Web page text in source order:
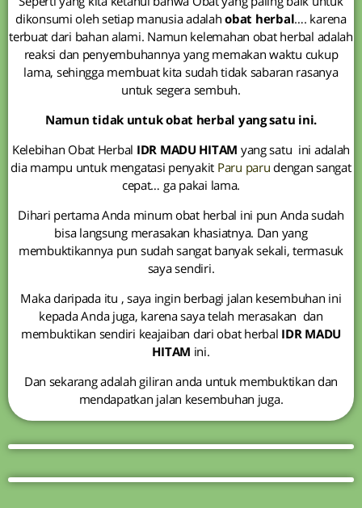
dikonsumi oleh setiap manusia adalahobat herbal…. karena
terbuat dari bahan alami. Namun kelemahan obat herbal adalah
reaksi dan penyembuhannya yang memakan waktu cukup
lama, sehingga membuat kita sudah tidak sabaran rasanya
untuk segera sembuh.
Namun tidak untuk obat herbal yang satu ini.
Kelebihan Obat Herbal IDR MADU HITAM yang satu ini adalah
dia mampu untuk mengatasi penyakit Paru parudengan sangat
cepat… ga pakai lama.
Dihari pertama Anda minum obat herbal ini pun Anda sudah
bisa langsung merasakan khasiatnya. Dan yang
membuktikannya pun sudah sangat banyak sekali, termasuk
saya sendiri.
Maka daripada itu , saya ingin berbagi jalan kesembuhan ini
kepada Anda juga, karena saya telah merasakan dan
membuktikan sendiri keajaiban dari obat herbal IDR MADU
HITAM ini.
Dan sekarang adalah giliran anda untuk membuktikan dan
mendapatkan jalan kesembuhan juga.